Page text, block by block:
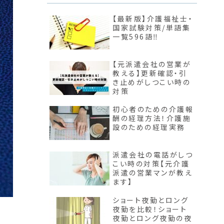
【最新版】介護福祉士・
国家試験対策/単語集
一覧596語‼︎
【元派遣会社の営業が
教える】更新確認・引
き止めがしつこい時の
対策
初心者のための介護報
酬の経理方法！介護施
設のための経理実務
派遣会社の電話がしつ
こい時の対策【元介護
派遣の営業マンが教え
ます】
ショート夜勤とロング
夜勤を比較！ショート
夜勤とロング夜勤の夜